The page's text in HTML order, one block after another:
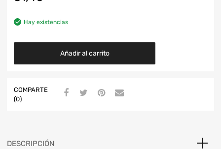
Hay existencias
Añadir al carrito
COMPARTE
(0)
DESCRIPCIÓN